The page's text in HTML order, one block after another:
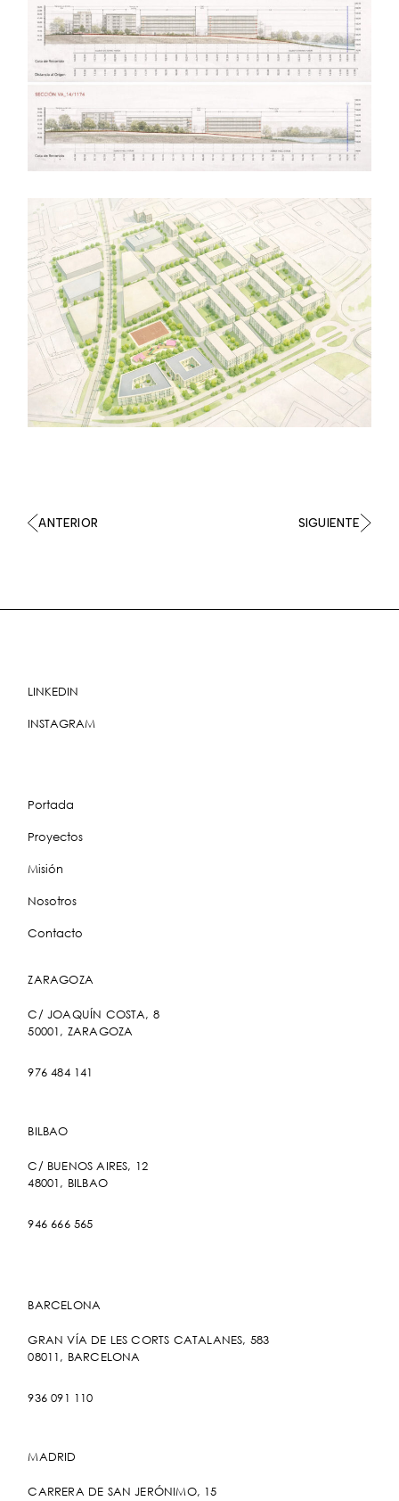
ANTERIOR SIGUIENTE
LINKEDIN
INSTAGRAM
Portada
Proyectos
Misión
Nosotros
Contacto
ZARAGOZA
C/ JOAQUÍN COSTA, 8
50001, ZARAGOZA
976 484 141
BILBAO
C/ BUENOS AIRES, 12
48001, BILBAO
946 666 565
BARCELONA
GRAN VÍA DE LES CORTS CATALANES, 583
08011, BARCELONA
936 091 110
MADRID
CARRERA DE SAN JERÓNIMO, 15